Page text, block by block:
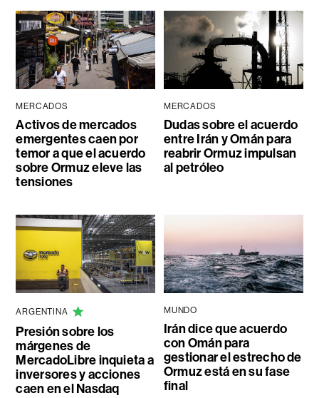
MERCADOS
Activos de mercados
emergentes caen por
temor a que el acuerdo
sobre Ormuz eleve las
tensiones
MERCADOS
Dudas sobre el acuerdo
entre Irán y Omán para
reabrir Ormuz impulsan
al petróleo
ARGENTINA
Presión sobre los
márgenes de
MercadoLibre inquieta a
inversores y acciones
caen en el Nasdaq
MUNDO
Irán dice que acuerdo
con Omán para
gestionar el estrecho de
Ormuz está en su fase
final